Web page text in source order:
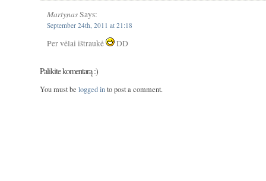
MartynasSays:
September 24th, 2011 at 21:18
Per vėlai ištraukė DD
Palikite komentarą :)
You must be logged into post a comment.